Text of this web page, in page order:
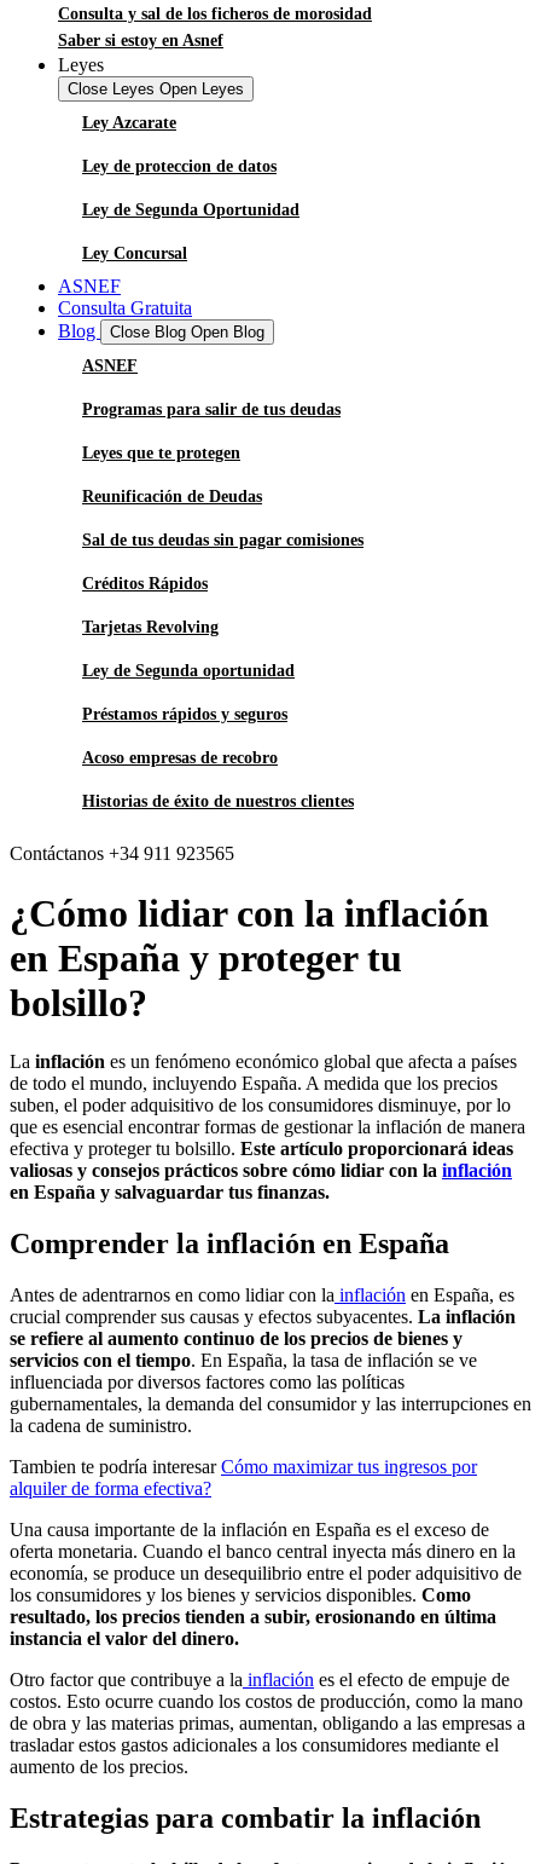
Consulta y sal de los ficheros de morosidad
Saber si estoy en Asnef
Leyes
Close Leyes Open Leyes
Ley Azcarate
Ley de proteccion de datos
Ley de Segunda Oportunidad
Ley Concursal
ASNEF
Consulta Gratuita
Blog
Close Blog Open Blog
ASNEF
Programas para salir de tus deudas
Leyes que te protegen
Reunificación de Deudas
Sal de tus deudas sin pagar comisiones
Créditos Rápidos
Tarjetas Revolving
Ley de Segunda oportunidad
Préstamos rápidos y seguros
Acoso empresas de recobro
Historias de éxito de nuestros clientes
Contáctanos +34 911 923565
¿Cómo lidiar con la inflación
en España y proteger tu
bolsillo?
La inflación es un fenómeno económico global que afecta a países
de todo el mundo, incluyendo España. A medida que los precios
suben, el poder adquisitivo de los consumidores disminuye, por lo
que es esencial encontrar formas de gestionar la inflación de manera
efectiva y proteger tu bolsillo. Este artículo proporcionará ideas
valiosas y consejos prácticos sobre cómo lidiar con la inflación
en España y salvaguardar tus finanzas.
Comprender la inflación en España
Antes de adentrarnos en como lidiar con la inflación en España, es
crucial comprender sus causas y efectos subyacentes. La inflación
se refiere al aumento continuo de los precios de bienes y
servicios con el tiempo. En España, la tasa de inflación se ve
influenciada por diversos factores como las políticas
gubernamentales, la demanda del consumidor y las interrupciones en
la cadena de suministro.
Tambien te podría interesarCómo maximizar tus ingresos por
alquiler de forma efectiva?
Una causa importante de la inflación en España es el exceso de
oferta monetaria. Cuando el banco central inyecta más dinero en la
economía, se produce un desequilibrio entre el poder adquisitivo de
los consumidores y los bienes y servicios disponibles. Como
resultado, los precios tienden a subir, erosionando en última
instancia el valor del dinero.
Otro factor que contribuye a la inflación es el efecto de empuje de
costos. Esto ocurre cuando los costos de producción, como la mano
de obra y las materias primas, aumentan, obligando a las empresas a
trasladar estos gastos adicionales a los consumidores mediante el
aumento de los precios.
Estrategias para combatir la inflación